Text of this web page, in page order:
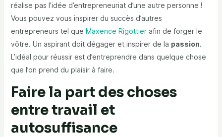
réalise pas l’idée d’entrepreneuriat d’une autre personne !
Vous pouvez vous inspirer du succès d’autres
entrepreneurs tel que Maxence Rigottierafin de forger le
vôtre. Un aspirant doit dégager et inspirer de la passion.
L’idéal pour réussir est d’entreprendre dans quelque chose
que l’on prend du plaisir à faire.
Faire la part des choses
entre travail et
autosuffisance